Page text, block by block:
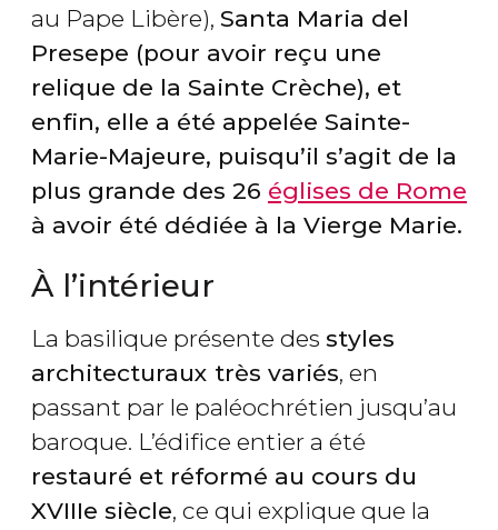
au Pape Libère), Santa Maria del
Presepe (pour avoir reçu une
relique de la Sainte Crèche), et
enfin, elle a été appelée Sainte-
Marie-Majeure, puisqu’il s’agit de la
plus grande des 26 églises de Rome
à avoir été dédiée à la Vierge Marie.
À l’intérieur
La basilique présente des styles
architecturaux très variés, en
passant par le paléochrétien jusqu’au
baroque. L’édifice entier a été
restauré et réformé au cours du
XVIIIe siècle, ce qui explique que la